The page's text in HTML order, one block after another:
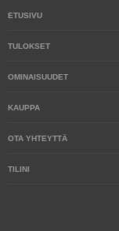
ETUSIVU
TULOKSET
OMINAISUUDET
KAUPPA
OTA YHTEYTTÄ
TILINI